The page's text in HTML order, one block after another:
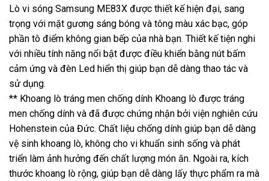
Lò vi sóng Samsung ME83X được thiết kế hiện đại, sang
trọng với mặt gương sáng bóng và tông màu xác bạc, góp
phần tô điểm không gian bếp của nhà bạn. Thiết kế tiện nghi
với nhiều tính năng nổi bật được điều khiển bằng nút bấm
cảm ứng và đèn Led hiển thị giúp bạn dễ dàng thao tác và
sử dụng.
** Khoang lò tráng men chống dính Khoang lò được tráng
men chống dính và đã được chứng nhận bởi viện nghiên cứu
Hohenstein của Đức. Chất liệu chống dính giúp bạn dễ dàng
vệ sinh khoang lò, không cho vi khuẩn sinh sống và phát
triển làm ảnh hưởng đến chất lượng món ăn. Ngoài ra, kích
thước khoang lò rộng, giúp bạn dễ dàng lấy thực phẩm ra mà